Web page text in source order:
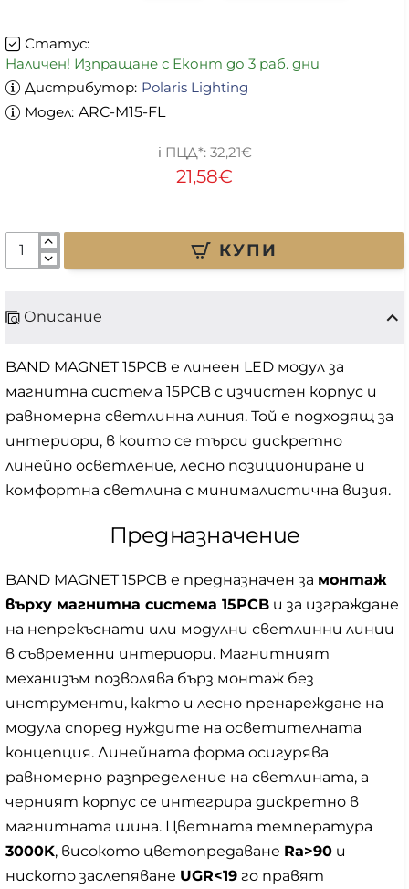
Статус:
Наличен! Изпращане с Еконт до 3 раб. дни
Дистрибутор: Polaris Lighting
Модел: ARC-M15-FL
21,58€
32,21€
КУПИ
Описание
BAND MAGNET 15PCB е линеен LED модул за
магнитна система 15PCB с изчистен корпус и
равномерна светлинна линия. Той е подходящ за
интериори, в които се търси дискретно
линейно осветление, лесно позициониране и
комфортна светлина с минималистична визия.
Предназначение
BAND MAGNET 15PCB е предназначен за монтаж
върху магнитна система 15PCB и за изграждане
на непрекъснати или модулни светлинни линии
в съвременни интериори. Магнитният
механизъм позволява бърз монтаж без
инструменти, както и лесно пренареждане на
модула според нуждите на осветителната
концепция. Линейната форма осигурява
равномерно разпределение на светлината, а
черният корпус се интегрира дискретно в
магнитната шина. Цветната температура
3000K, високото цветопредаване Ra>90 и
ниското заслепяване UGR<19 го правят